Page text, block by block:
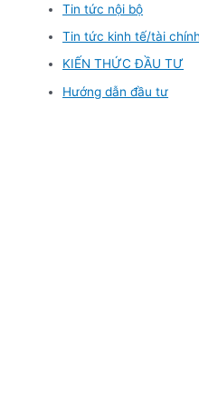
Tin tức nội bộ
Tin tức kinh tế/tài chính
KIẾN THỨC ĐẦU TƯ
Hướng dẫn đầu tư